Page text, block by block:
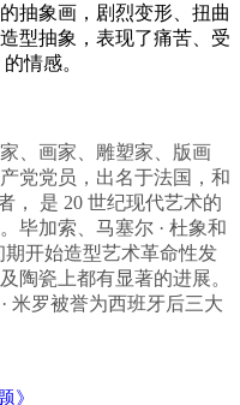
抽象画，剧烈变形、扭曲
型抽象，表现了痛苦、受
情感。
、画家、雕塑家、版画
党党员，出名于法国，和
， 是 20 世纪现代艺术的
毕加索、马塞尔 · 杜象和
开始造型艺术革命性发
陶瓷上都有显著的进展。
米罗被誉为西班牙后三大
》